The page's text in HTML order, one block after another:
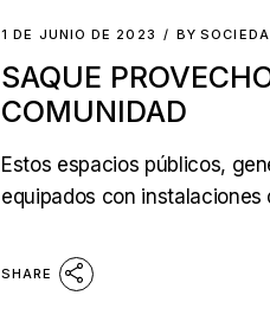
1 DE JUNIO DE 2023 BY
SAQUE
COMUNIDAD
Estos espacios públicos,
equipados con
SHARE